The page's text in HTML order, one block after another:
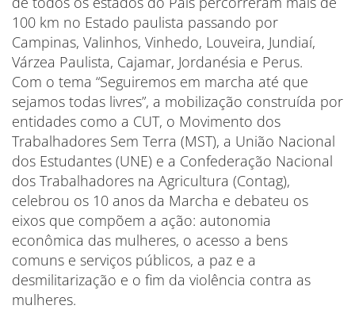
100 km no Estado paulista passando por
Campinas, Valinhos, Vinhedo, Louveira, Jundiaí,
Várzea Paulista, Cajamar, Jordanésia e Perus.
Com o tema “Seguiremos em marcha até que
sejamos todas livres”, a mobilização construída por
entidades como a CUT, o Movimento dos
Trabalhadores Sem Terra (MST), a União Nacional
dos Estudantes (UNE) e a Confederação Nacional
dos Trabalhadores na Agricultura (Contag),
celebrou os 10 anos da Marcha e debateu os
eixos que compõem a ação: autonomia
econômica das mulheres, o acesso a bens
comuns e serviços públicos, a paz e a
desmilitarização e o fim da violência contra as
mulheres.